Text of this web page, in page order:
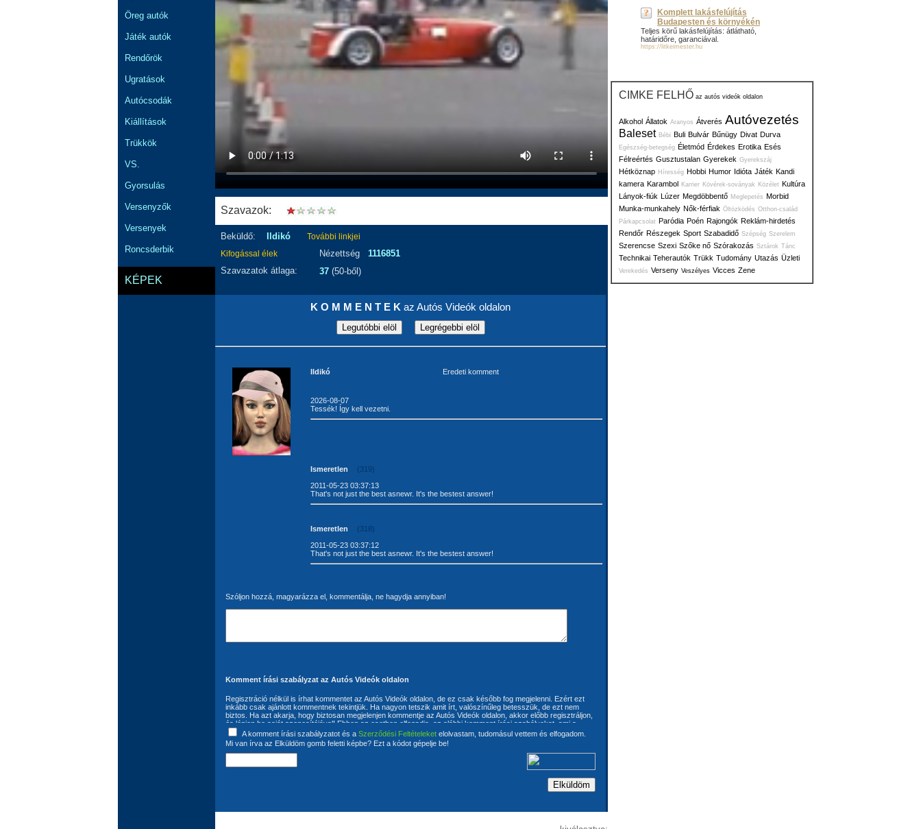
Öreg autók
Játék autók
Rendőrök
Ugratások
Autócsodák
Kiállítások
Trükkök
VS.
Gyorsulás
Versenyzők
Versenyek
Roncsderbik
KÉPEK
Komplett lakásfelújítás
Budapesten és környékén
Teljes körű lakásfelújítás: átlátható,
határidőre, garanciával.
https://litkeimester.hu
CIMKE FELHŐ az autós videók oldalon
Alkohol Állatok Aranyos Átverés Autóvezetés
Baleset Bébi Buli Bulvár Bűnügy Divat Durva
Egészség-betegség Életmód Érdekes Erotika Esés
Félreértés Gusztustalan Gyerekek Gyerekszáj
Hétköznap Híresség Hobbi Humor Idióta Játék Kandi
kamera Karambol Karrier Kövérek-soványak Közélet Kultúra
Lányok-fiúk Lúzer Megdöbbentő Meglepetés Morbid
Munka-munkahely Nők-férfiak Öltözködés Otthon-család
Párkapcsolat Paródia Poén Rajongók Reklám-hirdetés
Rendőr Részegek Sport Szabadidő Szépség Szerelem
Szerencse Szexi Szőke nő Szórakozás Sztárok Tánc
Technikai Teherautók Trükk Tudomány Utazás Üzleti
Verekedés Verseny Veszélyes Vicces Zene
Szavazok:
Beküldő: Ildikó
További linkjei
Kifogással élek
Nézettség
1116851
Szavazatok átlaga:
37 (50-ből)
K O M M E N T E K az Autós Videók oldalon
Ildikó Eredeti komment
2026-08-07
Tessék! Így kell vezetni.
Ismeretlen
(319)
2011-05-23 03:37:13
That's not just the best asnewr. It's the bestest answer!
Ismeretlen
(318)
2011-05-23 03:37:12
That's not just the best asnewr. It's the bestest answer!
Szóljon hozzá, magyarázza el, kommentálja, ne hagydja annyiban!
Komment írási szabályzat az Autós Videók oldalon
Regisztráció nélkül is írhat kommentet az Autós Videók oldalon, de ez csak később fog megjelenni. Ezért ezt
inkább csak ajánlott kommentnek tekintjük. Ha nagyon tetszik amit írt, valószínűleg betesszük, de ezt nem
biztos. Ha azt akarja, hogy biztosan megjelenjen kommentje az Autós Videók oldalon, akkor előbb regisztráljon,
és lépjen be saját azonosítójával! Ebben az esetben elfogadja, az alábbi komment írási szabályokat, ami a
következő: A komment írója kijelenti, hogy kommentjébe nem használ megbotránkoztató kijelentéseket. A
felhasználó szavatol azért, hogy az általa írt kommentek harmadik személynek a szerzői és szomszédos
jogok jogvédelem alá eső jogait nem sértik, továbbá szavatol azért is, hogy az általa írt kommentek
felhasználási jogokkal rendelkezik. A szerzői és szomszédos jogok megsértéséből eredő valamennyi
kötelezettség kizárólag a komment íróját terhelik. A komment írója kijelenti, hogy ismeri és magára nézve
kötelezőnek tartja az Autós Videók oldalon található Általános szerződési feltételeket. Az üzemeltetőnek joga
van a bejegyzések módosítására és törlésére is. Ehhez a komment írójának előzetes hozzájárulása nem
szükséges. A komment írója hozzájárul ahhoz, hogy az általa írt kommentek tartalmát az oldal üzemeltetője
megváltoztatására, illetve teljes törlésére.
A komment írási szabályzatot és a Szerződési Feltételeket elolvastam, tudomásul vettem és elfogadom.
Mi van írva az Elküldöm gomb feletti képbe? Ezt a kódot gépelje be!